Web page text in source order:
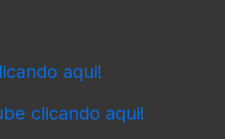
aqui!
clicando aqui!